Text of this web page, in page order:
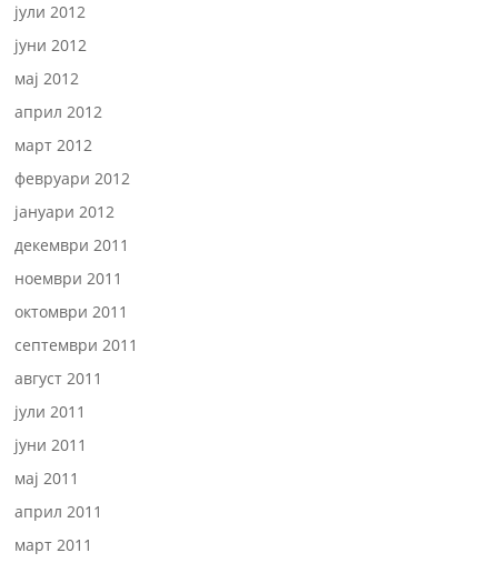
јули 2012
јуни 2012
мај 2012
април 2012
март 2012
февруари 2012
јануари 2012
декември 2011
ноември 2011
октомври 2011
септември 2011
август 2011
јули 2011
јуни 2011
мај 2011
април 2011
март 2011